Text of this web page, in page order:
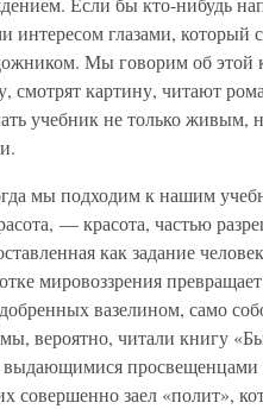
интересом глазами, который
Мы говорим об этой
смотрят картину, читают
учебник не только
мы подходим к нашим
— красота, частью
как задание
мировоззрения
вазелином, само
вероятно, читали книгу
просвещенцами
совершенно заел «полит»,